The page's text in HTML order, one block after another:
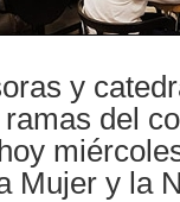
y
del
Mujer y la